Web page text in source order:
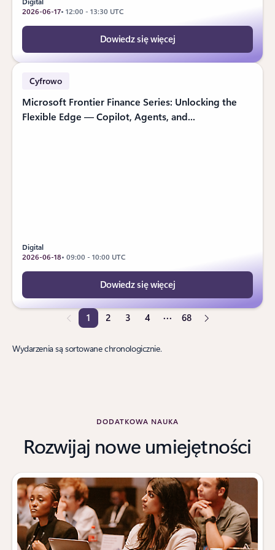
2026-06-17• 12:00 - 13:30 UTC
Dowiedz się więcej
Cyfrowo
Microsoft Frontier Finance Series: Unlocking the
Flexible Edge — Copilot, Agents, and...
Digital
2026-06-18• 09:00 - 10:00 UTC
Dowiedz się więcej
1 2 3 4 68
Strona 1 z 68
Wydarzenia są sortowane chronologicznie.
DODATKOWA NAUKA
Rozwijaj nowe umiejętności